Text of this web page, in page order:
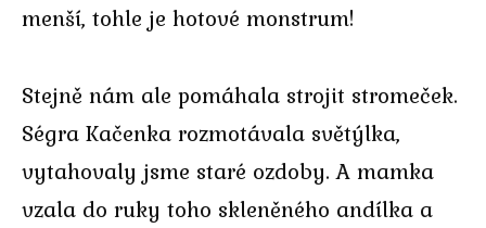
menší, tohle je hotové monstrum!
Stejně nám ale pomáhala strojit stromeček.
Ségra Kačenka rozmotávala světýlka,
vytahovaly jsme staré ozdoby. A mamka
vzala do ruky toho skleněného andílka a